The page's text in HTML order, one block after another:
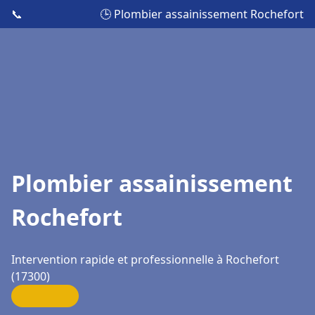
📞 🕒 Plombier assainissement Rochefort
Plombier assainissement
Rochefort
Intervention rapide et professionnelle à Rochefort
(17300)